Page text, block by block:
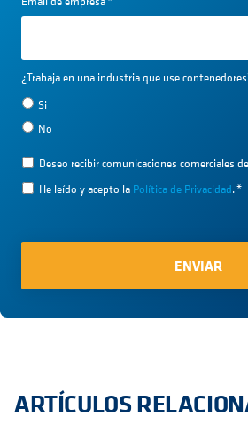
¿Trabaja en una industria que use
Si
No
Deseo recibir comunicaciones comerciales
He leído y acepto la Política de Privacidad.*
ARTÍCULOS